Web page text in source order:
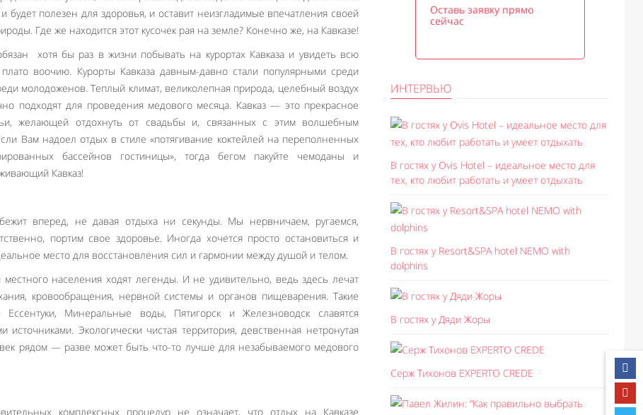
будет полезен для здоровья, и оставит неизгладимые впечатления своей
Где же находится этот кусочек рая на земле? Конечно же, на Кавказе!
хотя бы раз в жизни побывать на курортах Кавказа и увидеть всю
воочию. Курорты Кавказа давным-давно стали популярными среди
молодоженов. Теплый климат, великолепная природа, целебный воздух
подходят для проведения медового месяца. Кавказ — это прекрасное
желающей отдохнуть от свадьбы и, связанных с этим волшебным
Вам надоел отдых в стиле «потягивание коктейлей на переполненных
бассейнов гостиницы», тогда бегом пакуйте чемоданы и
Кавказ!
вперед, не давая отдыха ни секунды. Мы нервничаем, ругаемся,
портим свое здоровье. Иногда хочется просто остановиться и
место для восстановления сил и гармонии между душой и телом.
населения ходят легенды. И не удивительно, ведь здесь лечат
кровообращения, нервной системы и органов пищеварения. Такие
Ессентуки, Минеральные воды, Пятигорск и Железноводск славятся
Экологически чистая территория, девственная нетронутая
рядом — разве может быть что-то лучше для незабываемого медового
комплексных процедур не означает, что отдых на Кавказе
Оставь заявку прямо
сейчас
ИНТЕРВЬЮ
В гостях у Ovis Hotel – идеальное место для
тех, кто любит работать и умеет отдыхать
В гостях у Resort&SPA hotel NEMO with
dolphins
В гостях у Дяди Жоры
Серж Тихонов EXPERTO CREDE